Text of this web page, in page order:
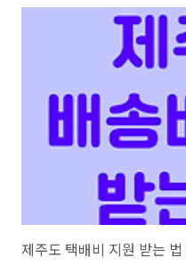
도 입니다. 2. 지원대상 및 신청자
기 위해서는 기본적으로 전라남도
야 합니다.* 전남(목포, 여수, 순
보성, 화순, 장흥, 강진, 해남, 영
신안) 연령혼인신고일 기준, 남
제주도 택배비 지원 받는